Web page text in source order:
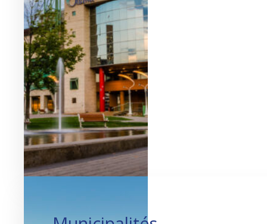
Stimuler l’innovation.